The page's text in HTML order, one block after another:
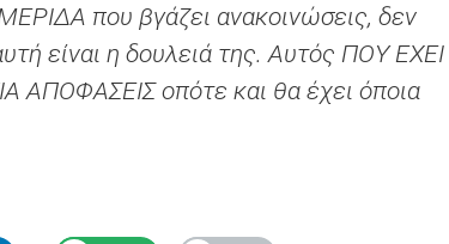
που βγάζει ανακοινώσεις, δεν
είναι η δουλειά της. Αυτός ΠΟΥ ΕΧΕΙ
οπότε και θα έχει όποια